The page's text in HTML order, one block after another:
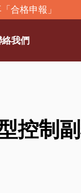
合格申報」
我們
控制